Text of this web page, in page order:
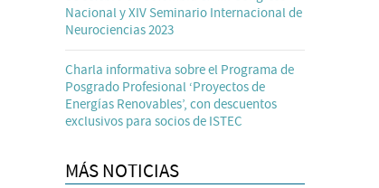
Nacional y XIV Seminario Internacional de
Neurociencias 2023
Charla informativa sobre el Programa de
Posgrado Profesional ‘Proyectos de
Energías Renovables’, con descuentos
exclusivos para socios de ISTEC
MÁS NOTICIAS